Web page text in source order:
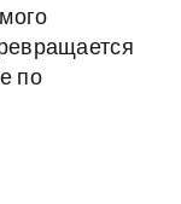
по